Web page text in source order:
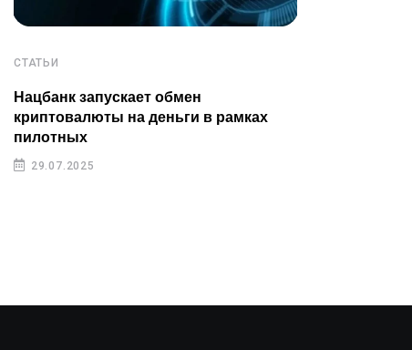
СТАТЬИ
Нацбанк запускает обмен
криптовалюты на деньги в рамках
пилотных
29.07.2025